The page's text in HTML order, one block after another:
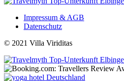
Impressum & AGB
Datenschutz
© 2021 Villa Viriditas